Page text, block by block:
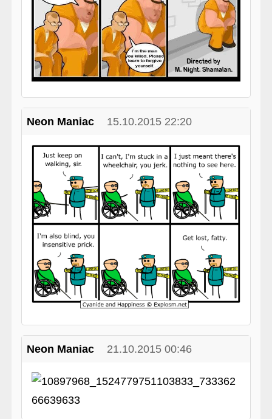
Neon Maniac 15.10.2015 22:20
Neon Maniac 21.10.2015 00:46